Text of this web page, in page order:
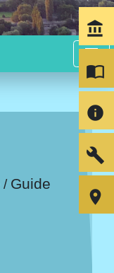
menu
/ Guide
account_balance
import_contacts
info
build
room